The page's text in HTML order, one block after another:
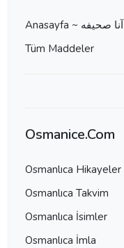
Anasayfa ~ آنا صحيفه
Tüm Maddeler
Osmanice.Com
Osmanlıca Hikayeler
Osmanlıca Takvim
Osmanlıca İsimler
Osmanlıca İmla